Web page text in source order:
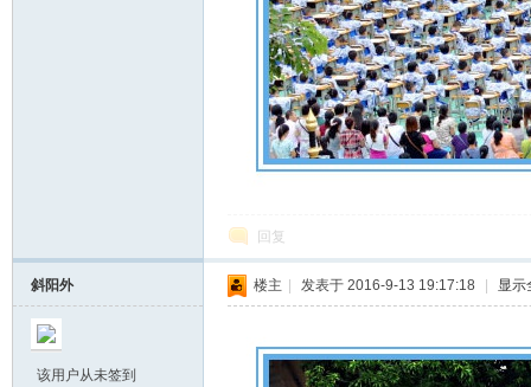
回复
斜阳外
该用户从未签到
楼主 发表于 2016-9-13 19:17:18 显示